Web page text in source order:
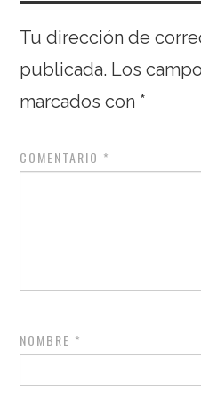
Tu dirección de
publicada. Los
marcados con *
COMENTARIO *
NOMBRE *